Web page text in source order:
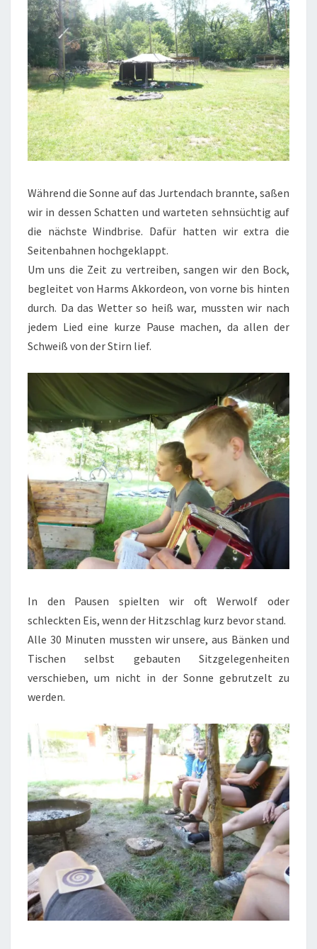
Während die Sonne auf das Jurtendach brannte, saßen
wir in dessen Schatten und warteten sehnsüchtig auf
die nächste Windbrise. Dafür hatten wir extra die
Seitenbahnen hochgeklappt.
Um uns die Zeit zu vertreiben, sangen wir den Bock,
begleitet von Harms Akkordeon, von vorne bis hinten
durch. Da das Wetter so heiß war, mussten wir nach
jedem Lied eine kurze Pause machen, da allen der
Schweiß von der Stirn lief.
In den Pausen spielten wir oft Werwolf oder
schleckten Eis, wenn der Hitzschlag kurz bevor stand.
Alle 30 Minuten mussten wir unsere, aus Bänken und
Tischen selbst gebauten Sitzgelegenheiten
verschieben, um nicht in der Sonne gebrutzelt zu
werden.